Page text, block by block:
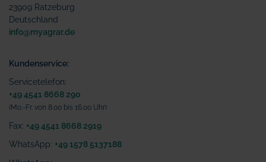
23909 Ratzeburg
Deutschland
info@myagrar.de
Kundenservice:
Servicetelefon:
+49 4541 8668 290
(Mo.-Fr. von 8.00 bis 16.00 Uhr)
Fax: +49 4541 8668 2919
WhatsApp: +49 1578 5137188